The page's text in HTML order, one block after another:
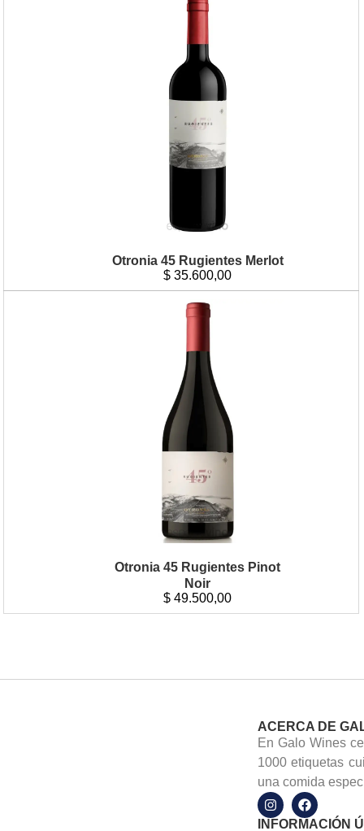
Otronia 45 Rugientes Merlot
$ 35.600,00
Otronia 45 Rugientes Pinot
Noir
$ 49.500,00
ACERCA DE
En Galo Wines
1000 etiquetas
una comida
INFORMACIÓN